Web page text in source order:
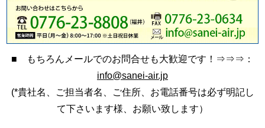
■ もちろんメールでのお問合せも大歓迎です！⇒⇒⇒：
info@sanei-air.jp
(*貴社名、ご担当者名、ご住所、お電話番号は必ず明記し
て下さいます様、お願い致します）